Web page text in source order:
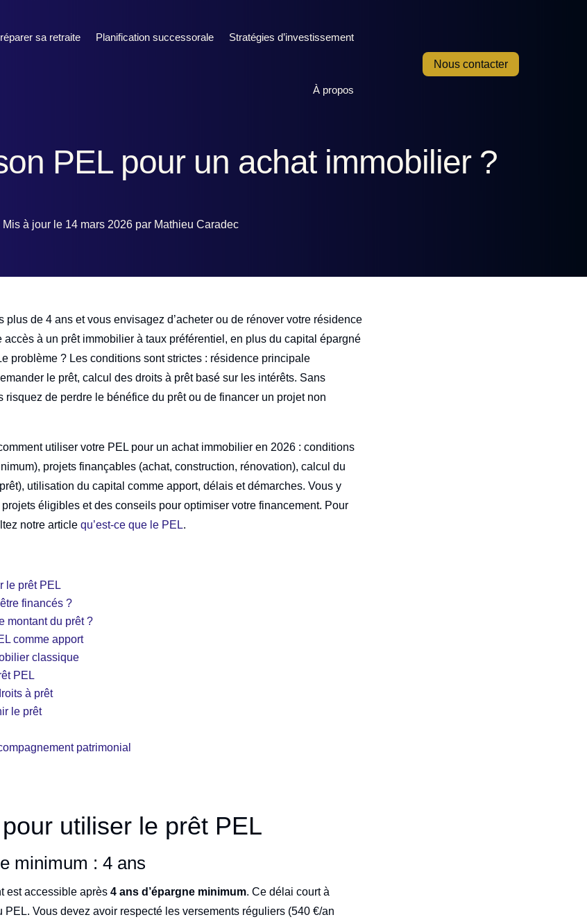
sa retraite Planification successorale Stratégies d’investissement
À propos
Nous contacter
PEL pour un achat immobilier ?
Mis à jour le 14 mars 2026 par Mathieu Caradec
plus de 4 ans et vous envisagez d’acheter ou de rénover votre résidence
accès à un prêt immobilier à taux préférentiel, en plus du capital épargné
problème ? Les conditions sont strictes : résidence principale
le prêt, calcul des droits à prêt basé sur les intérêts. Sans
risquez de perdre le bénéfice du prêt ou de financer un projet non
utiliser votre PEL pour un achat immobilier en 2026 : conditions
projets finançables (achat, construction, rénovation), calcul du
utilisation du capital comme apport, délais et démarches. Vous y
éligibles et des conseils pour optimiser votre financement. Pour
notre articlequ’est-ce que le PEL.
le prêt PEL
financés ?
montant du prêt ?
comme apport
classique
PEL
à prêt
le prêt
patrimonial
utiliser le prêt PEL
minimum : 4 ans
est accessible après4 ans d’épargne minimum. Ce délai court à
PEL. Vous devez avoir respecté les versements réguliers (540 €/an